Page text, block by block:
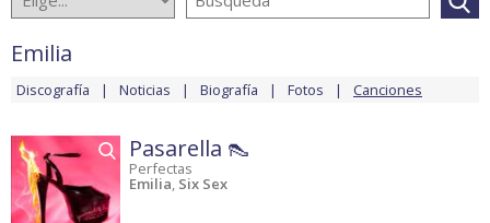
Emilia
Discografía Noticias Biografía Fotos Canciones
Pasarella 👠
Perfectas
Emilia, Six Sex